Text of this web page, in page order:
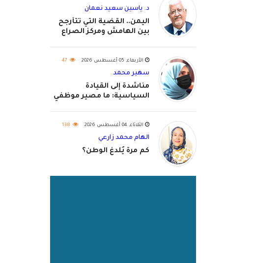
د. ياسين سعيد نعمان
اليمن.. القضية التي تتأرجح
بين الهامش ومركز الصراع
الأربعاء, 05 أغسطس 2026 47
سهير محمد
مناشدة إلى القيادة
السياسية: ما مصير موظفي
الثلاثاء, 04 أغسطس 2026 138
الهام محمد زارعي
كم مرة يُلدغ الوطن؟